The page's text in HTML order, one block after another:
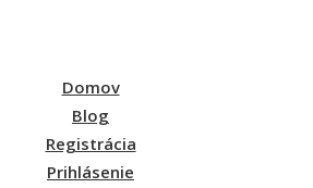
Domov
Blog
Registrácia
Prihlásenie